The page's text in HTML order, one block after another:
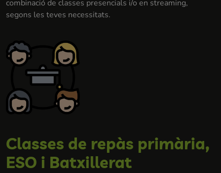
combinació de classes presencials i/o en streaming,
segons les teves necessitats.
Classes de repàs primària,
ESO i Batxillerat